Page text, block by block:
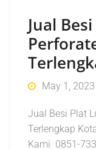
Jual
May 1, 2023
Jual Besi Plat
Terlengkap
Kami 0851-